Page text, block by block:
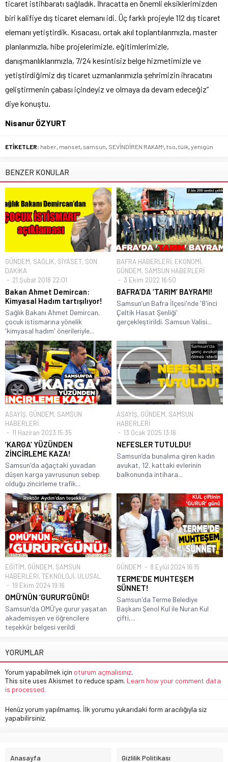
ticaret istihbaratı sağladık. İhracatta en önemli eksiklerimizden
biri kalifiye dış ticaret elemanı idi. Üç farklı projeyle 112 dış ticaret
elemanı yetiştirdik. Kısacası, ortak akıl toplantılarımızla, master
planlarımızla, hibe projelerimizle, eğitimlerimizle,
danışmanlıklarımızla, 7/24 kesintisiz belge hizmetimizle ve
yetiştirdiğimiz dış ticaret uzmanlarımızla şehrimizin ihracatını
geliştirmenin çabası içindeyiz ve olmaya da devam edeceğiz”
diye konuştu.
Nisanur ÖZYURT
ETİKETLER: haber, manset, samsun, SEVİNDİREN RAKAM!, tso, tüik, yenigün
BENZER KONULAR
GÜNDEM, SAĞLIK, SİYASET, SON
DAKİKA
21 Şubat 2018 22:01
Bakan Ahmet Demircan:
Kimyasal Hadım tartışılıyor!
Sağlık Bakanı Ahmet Demircan,
çocuk istismarına yönelik
'kimyasal hadım' önerileriyle...
BAFRA HABERLERİ, EKONOMİ,
GÜNDEM, SAMSUN HABERLERİ
3 Ekim 2022 16:50
BAFRA’DA ‘TARIM’ BAYRAMI!
Samsun’un Bafra İlçesi'nde '8'inci
Çeltik Hasat Şenliği'
gerçekleştirildi. Samsun Valisi...
ASAYİŞ, GÜNDEM, SAMSUN
HABERLERİ
11 Haziran 2023 15:35
‘KARGA’ YÜZÜNDEN
ZİNCİRLEME KAZA!
Samsun'da ağaçtaki yuvadan
düşen karga yavrusunun sebep
olduğu zincirleme trafik...
ASAYİŞ, GÜNDEM, SAMSUN
HABERLERİ
13 Ocak 2025 13:16
NEFESLER TUTULDU!
Samsun’da bunalıma giren kadın
avukat, 12. kattaki evlerinin
balkonunda intihara...
EĞİTİM, GÜNDEM, SAMSUN
HABERLERİ, TEKNOLOJİ, ULUSAL
19 Ekim 2024 19:16
OMÜ’NÜN ‘GURUR’GÜNÜ!
Samsun'da OMÜ’ye gurur yaşatan
akademisyen ve öğrencilere
teşekkür belgesi verildi
GÜNDEM 8 Eylül 2024 16:15
TERME’DE MUHTEŞEM
SÜNNET!
Samsun'da Terme Belediye
Başkanı Şenol Kul ile Nuran Kul
çifti,...
YORUMLAR
Yorum yapabilmek için oturum açmalısınız.
This site uses Akismet to reduce spam. Learn how your comment data
is processed.
Henüz yorum yapılmamış. İlk yorumu yukarıdaki form aracılığıyla siz
yapabilirsiniz.
Anasayfa Gizlilik Politikası